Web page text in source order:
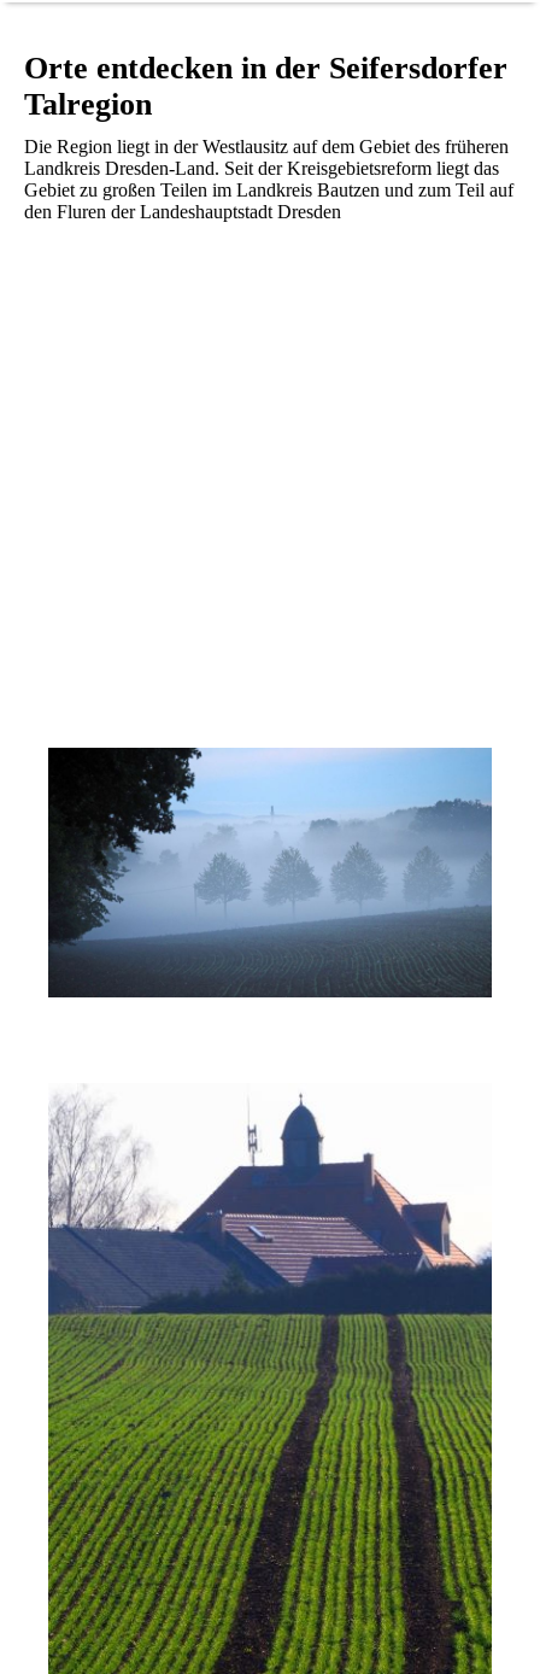
Orte entdecken in der Seifersdorfer
Talregion
Die Region liegt in der Westlausitz auf dem Gebiet des früheren
Landkreis Dresden-Land. Seit der Kreisgebietsreform liegt das
Gebiet zu großen Teilen im Landkreis Bautzen und zum Teil auf
den Fluren der Landeshauptstadt Dresden